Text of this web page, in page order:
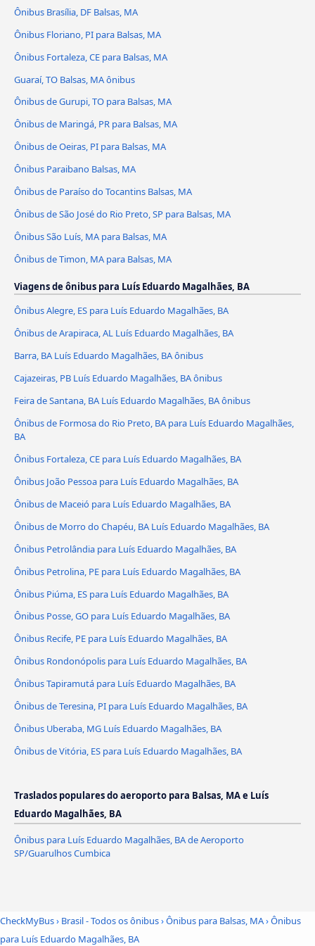
Ônibus Brasília, DF Balsas, MA
Ônibus Floriano, PI para Balsas, MA
Ônibus Fortaleza, CE para Balsas, MA
Guaraí, TO Balsas, MA ônibus
Ônibus de Gurupi, TO para Balsas, MA
Ônibus de Maringá, PR para Balsas, MA
Ônibus de Oeiras, PI para Balsas, MA
Ônibus Paraibano Balsas, MA
Ônibus de Paraíso do Tocantins Balsas, MA
Ônibus de São José do Rio Preto, SP para Balsas, MA
Ônibus São Luís, MA para Balsas, MA
Ônibus de Timon, MA para Balsas, MA
Viagens de ônibus para Luís Eduardo Magalhães, BA
Ônibus Alegre, ES para Luís Eduardo Magalhães, BA
Ônibus de Arapiraca, AL Luís Eduardo Magalhães, BA
Barra, BA Luís Eduardo Magalhães, BA ônibus
Cajazeiras, PB Luís Eduardo Magalhães, BA ônibus
Feira de Santana, BA Luís Eduardo Magalhães, BA ônibus
Ônibus de Formosa do Rio Preto, BA para Luís Eduardo Magalhães,
BA
Ônibus Fortaleza, CE para Luís Eduardo Magalhães, BA
Ônibus João Pessoa para Luís Eduardo Magalhães, BA
Ônibus de Maceió para Luís Eduardo Magalhães, BA
Ônibus de Morro do Chapéu, BA Luís Eduardo Magalhães, BA
Ônibus Petrolândia para Luís Eduardo Magalhães, BA
Ônibus Petrolina, PE para Luís Eduardo Magalhães, BA
Ônibus Piúma, ES para Luís Eduardo Magalhães, BA
Ônibus Posse, GO para Luís Eduardo Magalhães, BA
Ônibus Recife, PE para Luís Eduardo Magalhães, BA
Ônibus Rondonópolis para Luís Eduardo Magalhães, BA
Ônibus Tapiramutá para Luís Eduardo Magalhães, BA
Ônibus de Teresina, PI para Luís Eduardo Magalhães, BA
Ônibus Uberaba, MG Luís Eduardo Magalhães, BA
Ônibus de Vitória, ES para Luís Eduardo Magalhães, BA
Traslados populares do aeroporto para Balsas, MA e Luís
Eduardo Magalhães, BA
Ônibus para Luís Eduardo Magalhães, BA de Aeroporto
SP/Guarulhos Cumbica
CheckMyBus› Brasil - Todos os ônibus›Ônibus para Balsas, MA›Ônibus
para Luís Eduardo Magalhães, BA